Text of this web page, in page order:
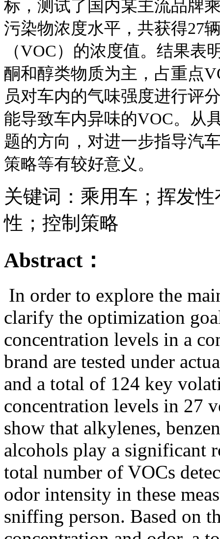
标，测试了国内某主流品牌
污染物浓度水平，共获得27
（VOC）的浓度值。结果表
酮和醇类物质为主，占重点
员对车内的气味强度进行评
能导致车内异味的VOC。从
题的方向，对进一步指导汽
策略等有较好意义。
关键词：乘用车；挥发
性；控制策略
Abstract：
In order to explore the
clarify the optimization
concentration levels in a
brand are tested under
and a total of 124 key
concentration levels in 27
show that alkylenes,
alcohols play a significant
total number of VOCs
odor intensity in these
sniffing person. Based on